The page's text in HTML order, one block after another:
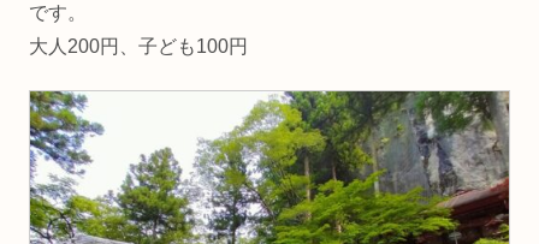
です。
大人200円、子ども100円